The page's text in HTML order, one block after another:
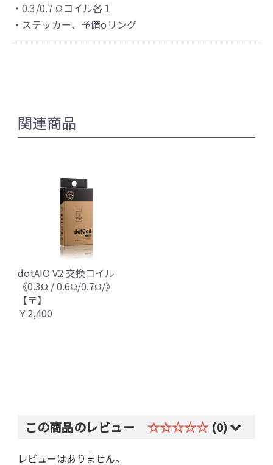
・0.3/0.7 Ωコイル各１
・ステッカー、予備oリング
関連商品
dotAIO V2 交換コイル
《0.3Ω / 0.6Ω/0.7Ω/》
【〒】
￥2,400
この商品のレビュー ☆☆☆☆☆ (0)
レビューはありません。